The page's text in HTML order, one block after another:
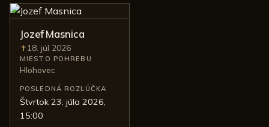
Jozef Masnica
Úmrtie:
18. júl 2026
MIESTO POHREBU
Hlohovec
POSLEDNÁ ROZLÚČKA
štvrtok 23. júla 2026,
15:00